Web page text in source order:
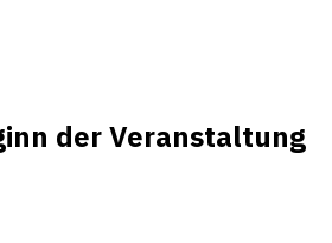
der Veranstaltung